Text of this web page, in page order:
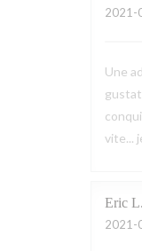
2021-
Une
vite...
Eric L
2021-